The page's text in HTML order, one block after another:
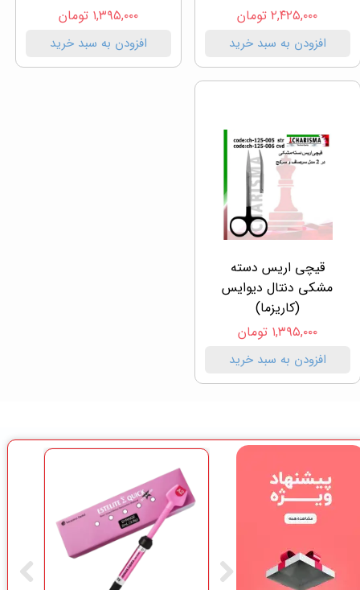
۲,۴۲۵,۰۰۰ تومان
افزودن به سبد خرید
۱,۳۹۵,۰۰۰ تومان
افزودن به سبد خرید
قیچی اریس دسته
مشکی دنتال دیوایس
(کاریزما)
۱,۳۹۵,۰۰۰ تومان
افزودن به سبد خرید